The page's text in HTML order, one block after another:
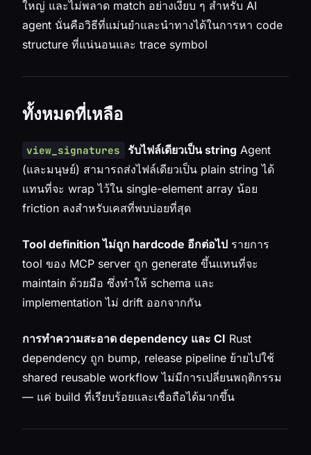
ใหญ่ และไม่พลาด match อย่างเงียบ ๆ สำหรับ AI
agent นั่นคือวิธีที่แม่นยำและนำทางได้ในการหา code
structure ที่แน่นอนและ trace symbol
ทั้งหมดที่เหลือ
view_signatures รับไฟล์เดียวเป็น stringAgent
(และมนุษย์) สามารถส่งไฟล์เดียวเป็น plain string ได้
แทนที่จะ wrap ไว้ใน single-element array น้อย
friction ลงสำหรับเคสที่พบบ่อยที่สุด
Tool definition ไม่ถูก hardcode อีกต่อไป รายการ
tool ของ MCP server ถูก generate ขึ้นแทนที่จะ
maintain ด้วยมือ ซึ่งทำให้ schema และ
implementation ไม่ drift ออกจากกัน
การทำความสะอาด dependency และ CI Rust
dependency ถูก bump, release pipeline ย้ายไปใช้
shared reusable workflow ไม่มีการเปลี่ยนพฤติกรรม
— แค่ build ที่เรียบร้อยและเชื่อถือได้มากขึ้น